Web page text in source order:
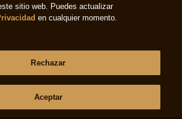
la localización
sitio web. Puedes actualizar
en cualquier momento.
Rechazar
Aceptar